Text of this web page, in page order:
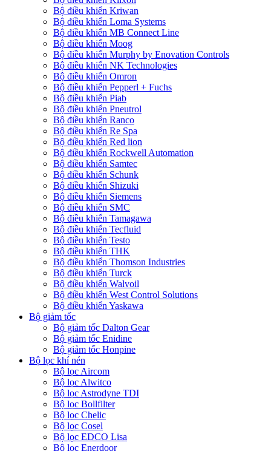
Bộ điều khiển Kriwan
Bộ điều khiển Loma Systems
Bộ điều khiển MB Connect Line
Bộ điều khiển Moog
Bộ điều khiển Murphy by Enovation Controls
Bộ điều khiển NK Technologies
Bộ điều khiển Omron
Bộ điều khiển Pepperl + Fuchs
Bộ điều khiển Piab
Bộ điều khiển Pneutrol
Bộ điều khiển Ranco
Bộ điều khiển Re Spa
Bộ điều khiển Red lion
Bộ điều khiển Rockwell Automation
Bộ điều khiển Samtec
Bộ điều khiển Schunk
Bộ điều khiển Shizuki
Bộ điều khiển Siemens
Bộ điều khiển SMC
Bộ điều khiển Tamagawa
Bộ điều khiển Tecfluid
Bộ điều khiển Testo
Bộ điều khiển THK
Bộ điều khiển Thomson Industries
Bộ điều khiển Turck
Bộ điều khiển Walvoil
Bộ điều khiển West Control Solutions
Bộ điều khiển Yaskawa
Bộ giảm tốc
Bộ giảm tốc Dalton Gear
Bộ giảm tốc Enidine
Bộ giảm tốc Honpine
Bộ lọc khí nén
Bộ lọc Aircom
Bộ lọc Alwitco
Bộ lọc Astrodyne TDI
Bộ lọc Bollfilter
Bộ lọc Chelic
Bộ lọc Cosel
Bộ lọc EDCO Lisa
Bộ lọc Enerdoor